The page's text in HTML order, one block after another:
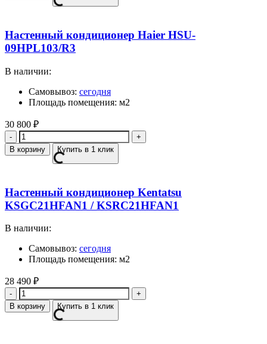
Настенный кондиционер Haier HSU-
09HPL103/R3
В наличии:
Самовывоз: сегодня
Площадь помещения: м2
30 800 ₽
Количество
В корзину Купить в 1 клик
Настенный кондиционер Kentatsu
KSGC21HFAN1 / KSRC21HFAN1
В наличии:
Самовывоз: сегодня
Площадь помещения: м2
28 490 ₽
Количество
В корзину Купить в 1 клик